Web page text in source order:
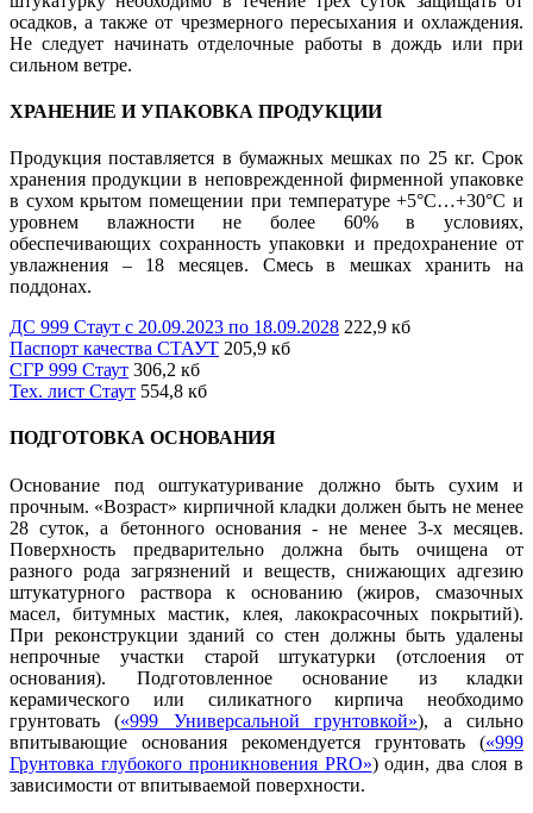
осадков, а также от чрезмерного пересыхания и охлаждения.
Не следует начинать отделочные работы в дождь или при
сильном ветре.
ХРАНЕНИЕ И УПАКОВКА ПРОДУКЦИИ
Продукция поставляется в бумажных мешках по 25 кг. Срок
хранения продукции в неповрежденной фирменной упаковке
в сухом крытом помещении при температуре +5°С…+30°С и
уровнем влажности не более 60% в условиях,
обеспечивающих сохранность упаковки и предохранение от
увлажнения – 18 месяцев. Смесь в мешках хранить на
поддонах.
ДС 999 Стаут с 20.09.2023 по 18.09.2028 222,9 кб
Паспорт качества СТАУТ 205,9 кб
СГР 999 Стаут 306,2 кб
Тех. лист Стаут 554,8 кб
ПОДГОТОВКА ОСНОВАНИЯ
Основание под оштукатуривание должно быть сухим и
прочным. «Возраст» кирпичной кладки должен быть не менее
28 суток, а бетонного основания - не менее 3-х месяцев.
Поверхность предварительно должна быть очищена от
разного рода загрязнений и веществ, снижающих адгезию
штукатурного раствора к основанию (жиров, смазочных
масел, битумных мастик, клея, лакокрасочных покрытий).
При реконструкции зданий со стен должны быть удалены
непрочные участки старой штукатурки (отслоения от
основания). Подготовленное основание из кладки
керамического или силикатного кирпича необходимо
грунтовать («999 Универсальной грунтовкой»), а сильно
впитывающие основания рекомендуется грунтовать («999
Грунтовка глубокого проникновения PRO») один, два слоя в
зависимости от впитываемой поверхности.